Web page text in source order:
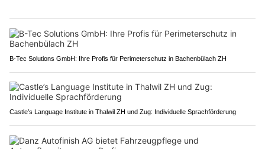
B-Tec Solutions GmbH: Ihre Profis für Perimeterschutz in Bachenbülach ZH
Castle’s Language Institute in Thalwil ZH und Zug: Individuelle Sprachförderung